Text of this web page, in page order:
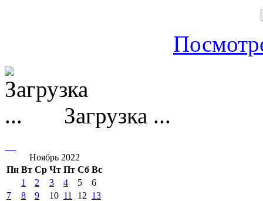
Загрузка ...
Ноябрь 2022
Пн Вт Ср Чт Пт Сб Вс
1 2 3 4 5
6
7
8 9 10 11 12 13